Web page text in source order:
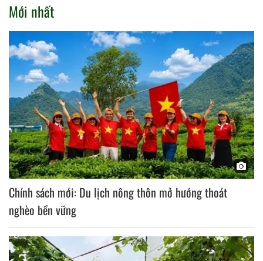
Mới nhất
Chính sách mới: Du lịch nông thôn mở hướng thoát
nghèo bền vững